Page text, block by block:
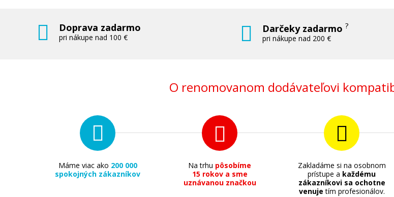
Doprava zadarmo
pri nákupe nad 100 €
Darčeky zadarmo?
pri nákupe nad 200 €
O renomovanom dodávateľovi
Máme viac ako 200 000
spokojných zákazníkov
Na trhu pôsobíme
15 rokov a sme
uznávanou značkou
Zakladáme si na osobnom
prístupe a každému
zákazníkovi sa ochotne
venuje tím profesionálov.